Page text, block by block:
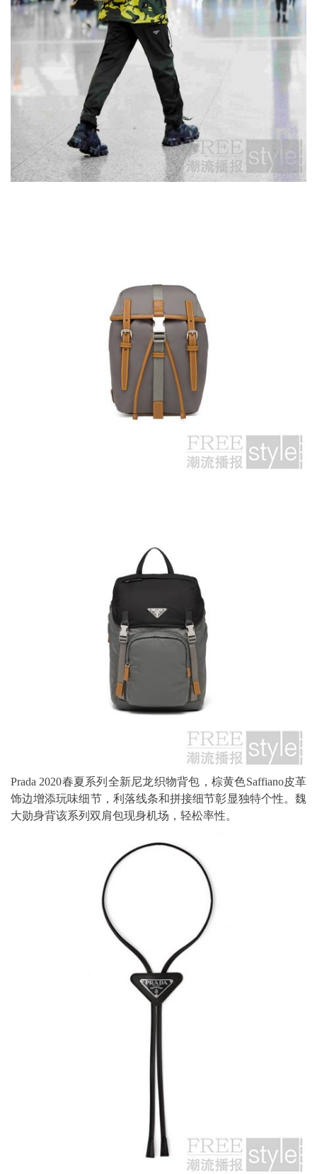
Prada 2020春夏系列全新尼龙织物背包，棕黄色Saffiano皮革
饰边增添玩味细节，利落线条和拼接细节彰显独特个性。魏
大勋身背该系列双肩包现身机场，轻松率性。